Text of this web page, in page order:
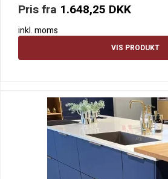
Pris fra 1.648,25 DKK
inkl. moms
VIS PRODUKT